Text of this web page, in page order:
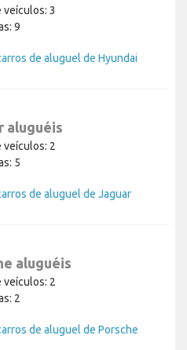
veículos: 3
9
de aluguel de Hyundai
aluguéis
veículos: 2
5
de aluguel de Jaguar
aluguéis
veículos: 2
2
de aluguel de Porsche